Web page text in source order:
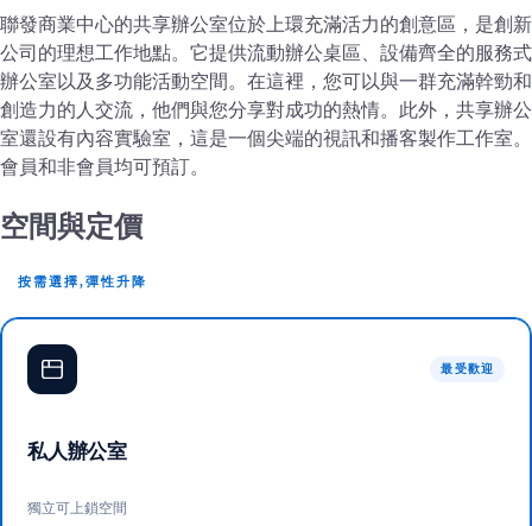
聯發商業中心的共享辦公室位於上環充滿活力的創意區，是創新
公司的理想工作地點。它提供流動辦公桌區、設備齊全的服務式
辦公室以及多功能活動空間。在這裡，您可以與一群充滿幹勁和
創造力的人交流，他們與您分享對成功的熱情。此外，共享辦公
室還設有內容實驗室，這是一個尖端的視訊和播客製作工作室。
會員和非會員均可預訂。
空間與定價
按需選擇,彈性升降
最受歡迎
私人辦公室
獨立可上鎖空間